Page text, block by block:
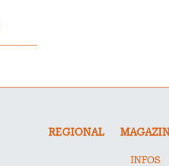
REGIONAL MAGAZIN
INFOS